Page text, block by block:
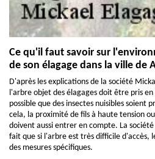
Ce qu'il faut savoir sur
de son élagage dans la ville de
D'après les explications de la société
l'arbre objet des élagages doit être pris
possible que des insectes nuisibles soient
cela, la proximité de fils à haute tension
doivent aussi entrer en compte. La
fait que si l'arbre est très difficile d'accès,
des mesures spécifiques.